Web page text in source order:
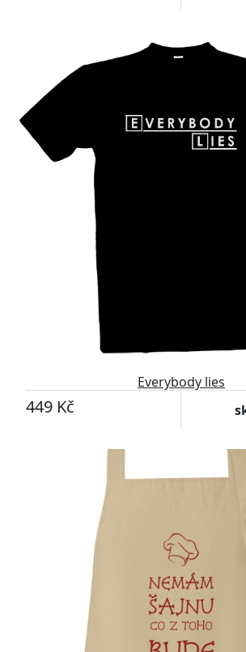
Everybody lies
449 Kč